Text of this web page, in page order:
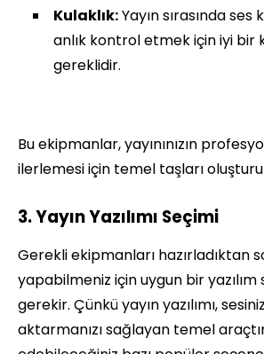
Kulaklık:Yayın sırasında ses
anlık kontrol etmek için iyi bir
gereklidir.
Bu ekipmanlar, yayınınızın
ilerlemesi için temel taşları
3. Yayın Yazılımı Seçimi
Gerekli ekipmanları hazırladıktan
yapabilmeniz için uygun bir yazılım
gerekir. Çünkü yayın yazılımı,
aktarmanızı sağlayan temel